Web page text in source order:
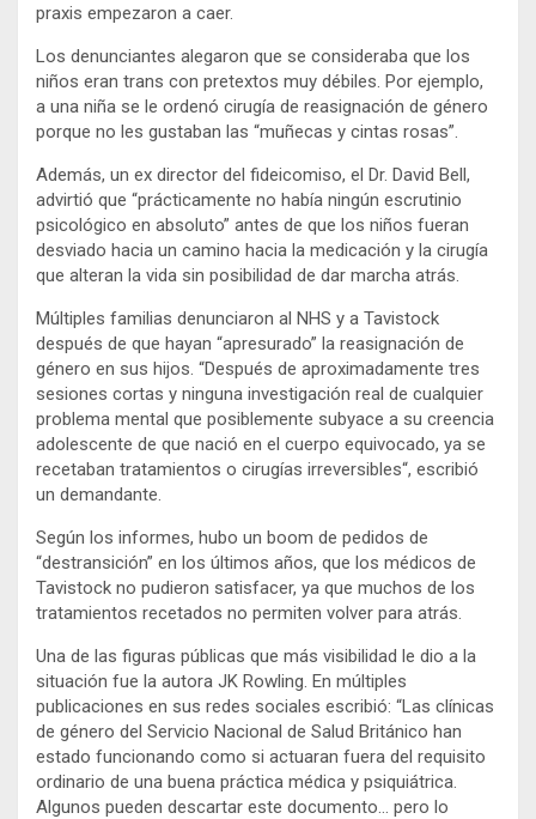
praxis empezaron a caer.
Los denunciantes alegaron que se consideraba que los
niños eran trans con pretextos muy débiles. Por ejemplo,
a una niña se le ordenó cirugía de reasignación de género
porque no les gustaban las “muñecas y cintas rosas”.
Además, un ex director del fideicomiso, el Dr. David Bell,
advirtió que “prácticamente no había ningún escrutinio
psicológico en absoluto” antes de que los niños fueran
desviado hacia un camino hacia la medicación y la cirugía
que alteran la vida sin posibilidad de dar marcha atrás.
Múltiples familias denunciaron al NHS y a Tavistock
después de que hayan “apresurado” la reasignación de
género en sus hijos. “Después de aproximadamente tres
sesiones cortas y ninguna investigación real de cualquier
problema mental que posiblemente subyace a su creencia
adolescente de que nació en el cuerpo equivocado, ya se
recetaban tratamientos o cirugías irreversibles“, escribió
un demandante.
Según los informes, hubo un boom de pedidos de
“destransición” en los últimos años, que los médicos de
Tavistock no pudieron satisfacer, ya que muchos de los
tratamientos recetados no permiten volver para atrás.
Una de las figuras públicas que más visibilidad le dio a la
situación fue la autora JK Rowling. En múltiples
publicaciones en sus redes sociales escribió: “Las clínicas
de género del Servicio Nacional de Salud Británico han
estado funcionando como si actuaran fuera del requisito
ordinario de una buena práctica médica y psiquiátrica.
Algunos pueden descartar este documento… pero lo